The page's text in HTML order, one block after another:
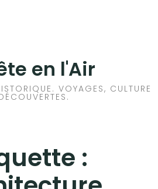
en l'Air
VOYAGES, CULTURE
: